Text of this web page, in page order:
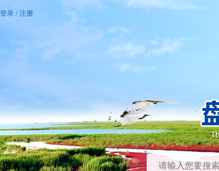
登录 / 注册